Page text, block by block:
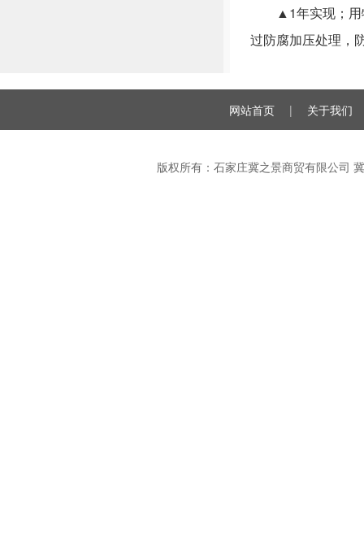
▲1年实现；用特
过防腐加压处理，
网站首页 | 关于我们
版权所有：石家庄冀之景商贸有限公司